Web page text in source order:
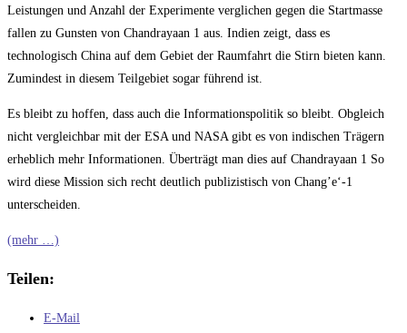
Leistungen und Anzahl der Experimente verglichen gegen die Startmasse
fallen zu Gunsten von Chandrayaan 1 aus. Indien zeigt, dass es
technologisch China auf dem Gebiet der Raumfahrt die Stirn bieten kann.
Zumindest in diesem Teilgebiet sogar führend ist.
Es bleibt zu hoffen, dass auch die Informationspolitik so bleibt. Obgleich
nicht vergleichbar mit der ESA und NASA gibt es von indischen Trägern
erheblich mehr Informationen. Überträgt man dies auf Chandrayaan 1 So
wird diese Mission sich recht deutlich publizistisch von Chang’e‘-1
unterscheiden.
(mehr …)
Teilen:
E-Mail